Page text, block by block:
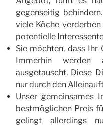
gegenseitig
viele Köche
potentielle
Sie möchten, dass
Immerhin werden
ausgetauscht. Diese
nur durch den
Unser gemeinsames
bestmöglichen Preis
gelingt allerdings